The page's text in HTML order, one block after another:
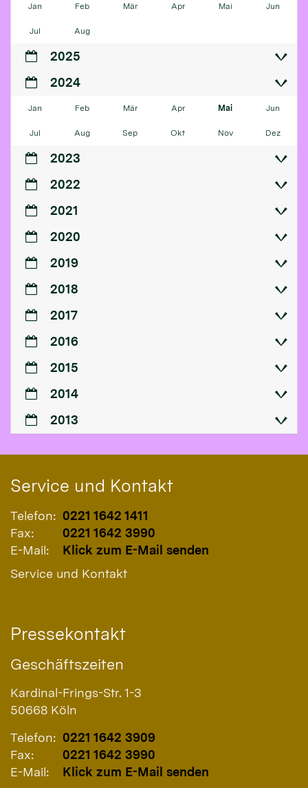
Jan Feb Mär Apr Mai Jun
Jul Aug
2025
2024
Jan Feb Mär Apr Mai Jun
Jul Aug Sep Okt Nov Dez
2023
2022
2021
2020
2019
2018
2017
2016
2015
2014
2013
Service und Kontakt
Telefon: 0221 1642 1411
Fax:
0221 1642 3990
E-Mail:
Klick zum E-Mail senden
Service und Kontakt
Pressekontakt
Geschäftszeiten
Kardinal-Frings-Str. 1-3
50668 Köln
Telefon: 0221 1642 3909
Fax:
0221 1642 3990
E-Mail:
Klick zum E-Mail senden